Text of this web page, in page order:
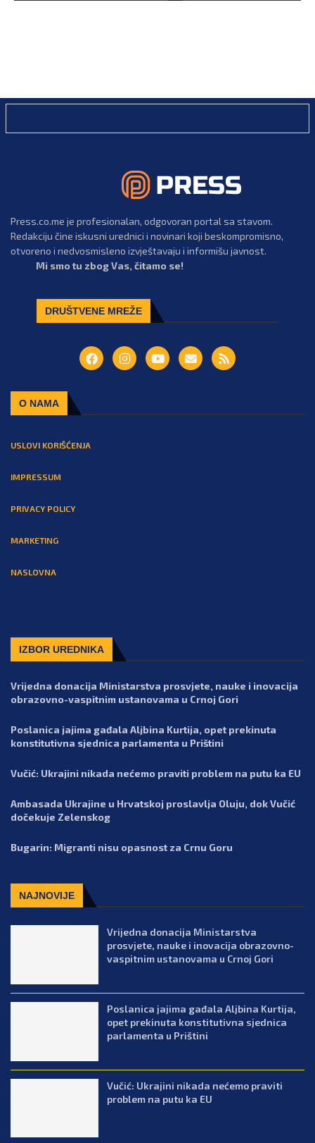
Press.co.me je profesionalan, odgovoran portal sa stavom.
Redakciju čine iskusni urednici i novinari koji beskompromisno,
otvoreno i nedvosmisleno izvještavaju i informišu javnost.
Mi smo tu zbog Vas, čitamo se!
DRUŠTVENE MREŽE
O NAMA
USLOVI KORIŠĆENJA
IMPRESSUM
PRIVACY POLICY
MARKETING
NASLOVNA
IZBOR UREDNIKA
Vrijedna donacija Ministarstva prosvjete, nauke i inovacija
obrazovno-vaspitnim ustanovama u Crnoj Gori
Poslanica jajima gađala Aljbina Kurtija, opet prekinuta
konstitutivna sjednica parlamenta u Prištini
Vučić: Ukrajini nikada nećemo praviti problem na putu ka EU
Ambasada Ukrajine u Hrvatskoj proslavlja Oluju, dok Vučić
dočekuje Zelenskog
Bugarin: Migranti nisu opasnost za Crnu Goru
NAJNOVIJE
Vrijedna donacija Ministarstva
prosvjete, nauke i inovacija obrazovno-
vaspitnim ustanovama u Crnoj Gori
Poslanica jajima gađala Aljbina Kurtija,
opet prekinuta konstitutivna sjednica
parlamenta u Prištini
Vučić: Ukrajini nikada nećemo praviti
problem na putu ka EU